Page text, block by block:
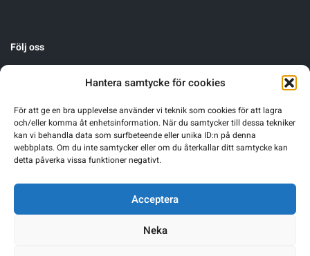
Hantera samtycke för cookies
För att ge en bra upplevelse använder vi teknik som cookies för att lagra
och/eller komma åt enhetsinformation. När du samtycker till dessa tekniker
kan vi behandla data som surfbeteende eller unika ID:n på denna
webbplats. Om du inte samtycker eller om du återkallar ditt samtycke kan
detta påverka vissa funktioner negativt.
Acceptera
Neka
Följ oss